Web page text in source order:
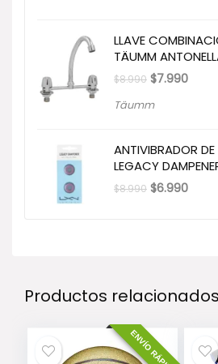
LLAVE
TÄUMM
$8.990 El
original
$7.990El
Täumm
ANTIVIBRADOR DE
LEGACY
$8.990 El
$6.990El
Productos relacionados
ENVÍO RÁPIDO